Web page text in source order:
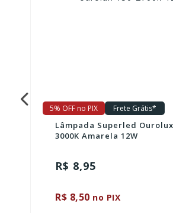
5% OFF no PIX Frete Grátis*
Lâmpada Superled
3000K Amarela 12W
R$ 8,95
R$ 8,50 no PIX